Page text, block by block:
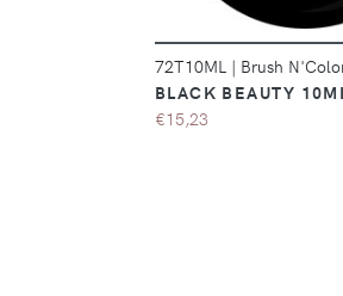
72T10ML | Brush
BLACK BEAUTY
€15,23